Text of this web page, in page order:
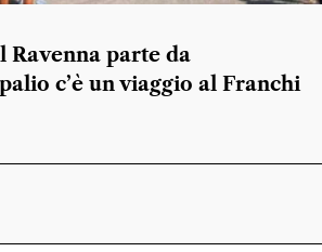
Ravenna parte da
c’è un viaggio al Franchi